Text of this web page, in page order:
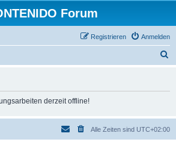
Forum
Anmelden
Registrieren
derzeit offline!
Alle Zeiten sind UTC+02:00